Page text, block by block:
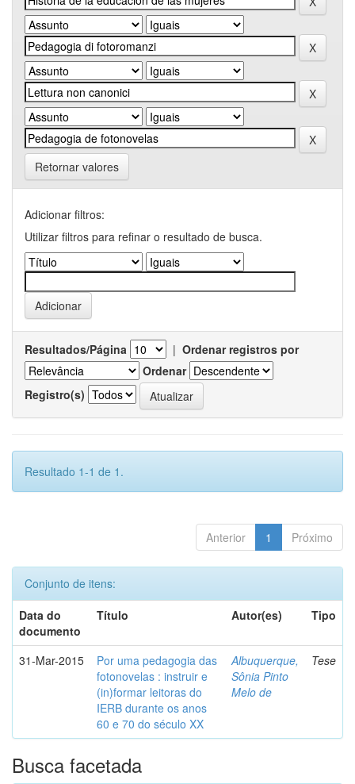
Retornar valores
Adicionar filtros:
Utilizar filtros para refinar o resultado de busca.
Resultados/Página | Ordenar registros por
Ordenar
Registro(s)
Resultado 1-1 de 1.
Anterior 1 Próximo
Conjunto de itens:
Data do
documento
Título Autor(es) Tipo
31-Mar-2015
Por uma pedagogia das
fotonovelas : instruir e
(in)formar leitoras do
IERB durante os anos
60 e 70 do século XX
Albuquerque,
Sônia Pinto
Melo de
Tese
Busca facetada